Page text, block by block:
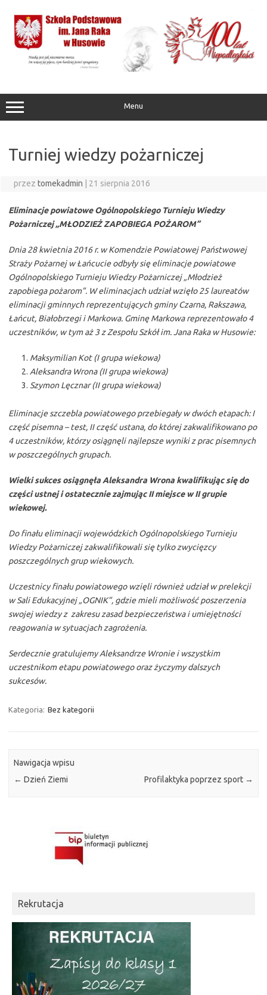
treści
Menu
Turniej wiedzy pożarniczej
przez tomekadmin | 21 sierpnia 2016
Eliminacje powiatowe Ogólnopolskiego Turnieju Wiedzy
Pożarniczej „MŁODZIEŻ ZAPOBIEGA POŻAROM”
Dnia 28 kwietnia 2016 r. w Komendzie Powiatowej Państwowej
Straży Pożarnej w Łańcucie odbyły się eliminacje powiatowe
Ogólnopolskiego Turnieju Wiedzy Pożarniczej „Młodzież
zapobiega pożarom”. W eliminacjach udział wzięło 25 laureatów
eliminacji gminnych reprezentujących gminy Czarna, Rakszawa,
Łańcut, Białobrzegi i Markowa. Gminę Markowa reprezentowało 4
uczestników, w tym aż 3 z Zespołu Szkół im. Jana Raka w Husowie:
Maksymilian Kot (I grupa wiekowa)
Aleksandra Wrona (II grupa wiekowa)
Szymon Lęcznar (II grupa wiekowa)
Eliminacje szczebla powiatowego przebiegały w dwóch etapach: I
część pisemna – test, II część ustana, do której zakwalifikowano po
4 uczestników, którzy osiągnęli najlepsze wyniki z prac pisemnych
w poszczególnych grupach.
Wielki sukces osiągnęła Aleksandra Wrona kwalifikując się do
części ustnej i ostatecznie zajmując II miejsce w II grupie
wiekowej.
Do finału eliminacji wojewódzkich Ogólnopolskiego Turnieju
Wiedzy Pożarniczej zakwalifikowali się tylko zwycięzcy
poszczególnych grup wiekowych.
Uczestnicy finału powiatowego wzięli również udział w prelekcji
w Sali Edukacyjnej „OGNIK”, gdzie mieli możliwość poszerzenia
swojej wiedzy z zakresu zasad bezpieczeństwa i umiejętności
reagowania w sytuacjach zagrożenia.
Serdecznie gratulujemy Aleksandrze Wronie i wszystkim
uczestnikom etapu powiatowego oraz życzymy dalszych
sukcesów.
Kategoria: Bez kategorii
Nawigacja wpisu
← Dzień Ziemi Profilaktyka poprzez sport →
Rekrutacja